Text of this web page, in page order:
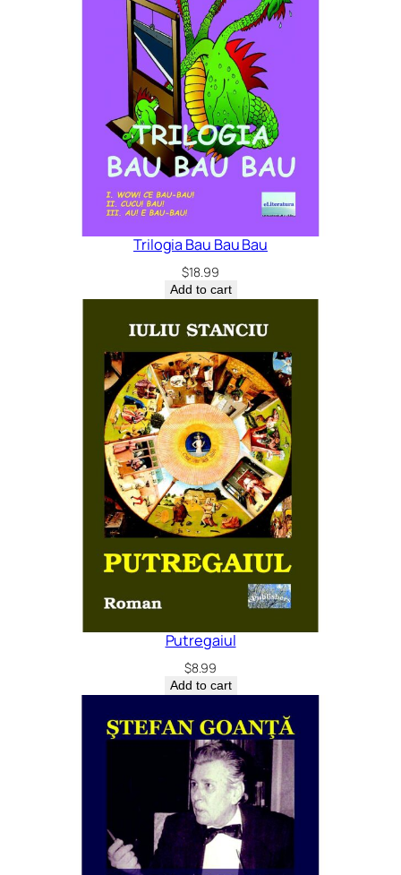
Trilogia Bau Bau Bau
$18.99
Add to cart
Putregaiul
$8.99
Add to cart